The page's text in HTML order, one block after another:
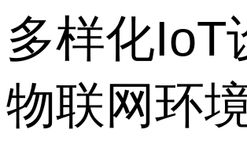
多样化IoT
物联网环境